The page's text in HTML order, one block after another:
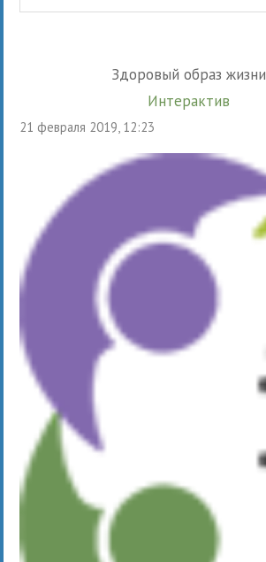
Здоровый образ жизни
Интерактив
21 февраля 2019, 12:23